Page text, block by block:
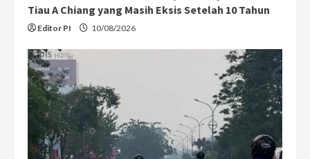
Tiau A Chiang yang Masih Eksis Setelah 10 Tahun
Editor PI 10/08/2026